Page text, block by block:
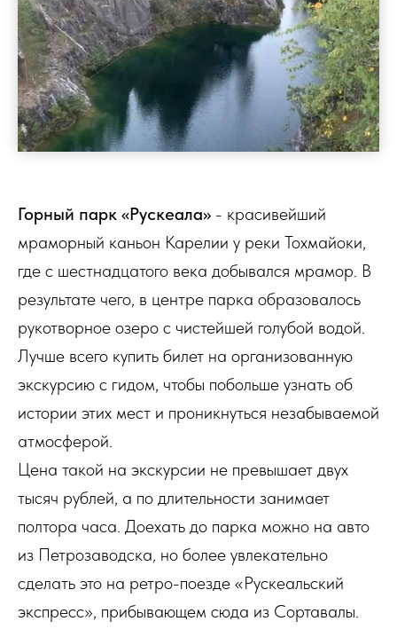
Горный парк «Рускеала» - красивейший
мраморный каньон Карелии у реки Тохмайоки,
где с шестнадцатого века добывался мрамор. В
результате чего, в центре парка образовалось
рукотворное озеро с чистейшей голубой водой.
Лучше всего купить билет на организованную
экскурсию с гидом, чтобы побольше узнать об
истории этих мест и проникнуться незабываемой
атмосферой.
Цена такой на экскурсии не превышает двух
тысяч рублей, а по длительности занимает
полтора часа. Доехать до парка можно на авто
из Петрозаводска, но более увлекательно
сделать это на ретро-поезде «Рускеальский
экспресс», прибывающем сюда из Сортавалы.